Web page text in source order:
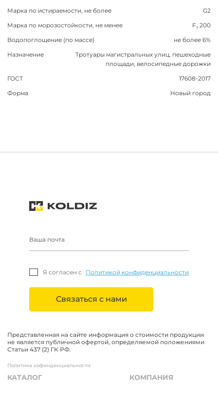
Марка по истираемости, не более
G2
Марка по морозостойкости, не менее
F₂ 200
Водопоглощение (по массе)
не более 6%
Назначение
Тротуары магистральных улиц, пешеходные
площади, велосипедные дорожки
ГОСТ
17608-2017
Форма
Новый город
Я согласен с Политикой конфиденциальности
Связаться с нами
Представленная на сайте информация о стоимости продукции
не является публичной офертой, определяемой положениями
Статьи 437 (2) ГК РФ.
Политика кофинденциальности
КАТАЛОГ КОМПАНИЯ